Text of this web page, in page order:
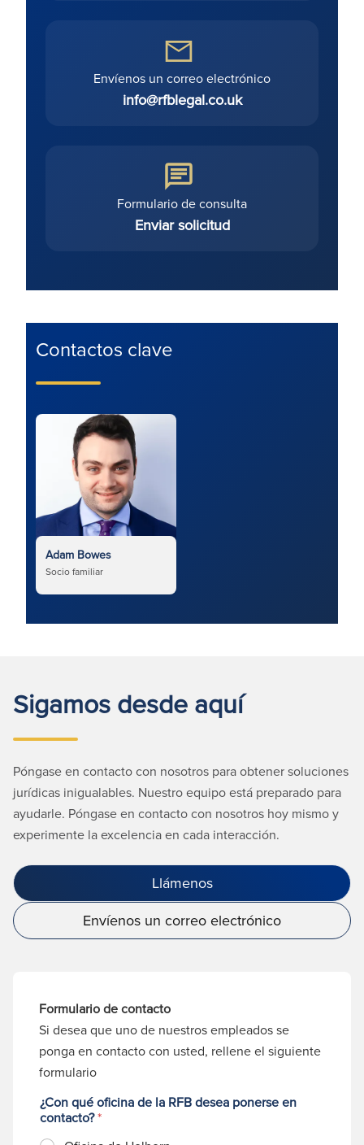
Envíenos un correo electrónico
info@rfblegal.co.uk
Formulario de consulta
Enviar solicitud
Contactos clave
Adam Bowes
Socio familiar
Sigamos desde aquí
Póngase en contacto con nosotros para obtener soluciones
jurídicas inigualables. Nuestro equipo está preparado para
ayudarle. Póngase en contacto con nosotros hoy mismo y
experimente la excelencia en cada interacción.
Llámenos
Envíenos un correo electrónico
Formulario de contacto
Si desea que uno de nuestros empleados se
ponga en contacto con usted, rellene el siguiente
formulario
¿Con qué oficina de la RFB desea ponerse en
contacto?*